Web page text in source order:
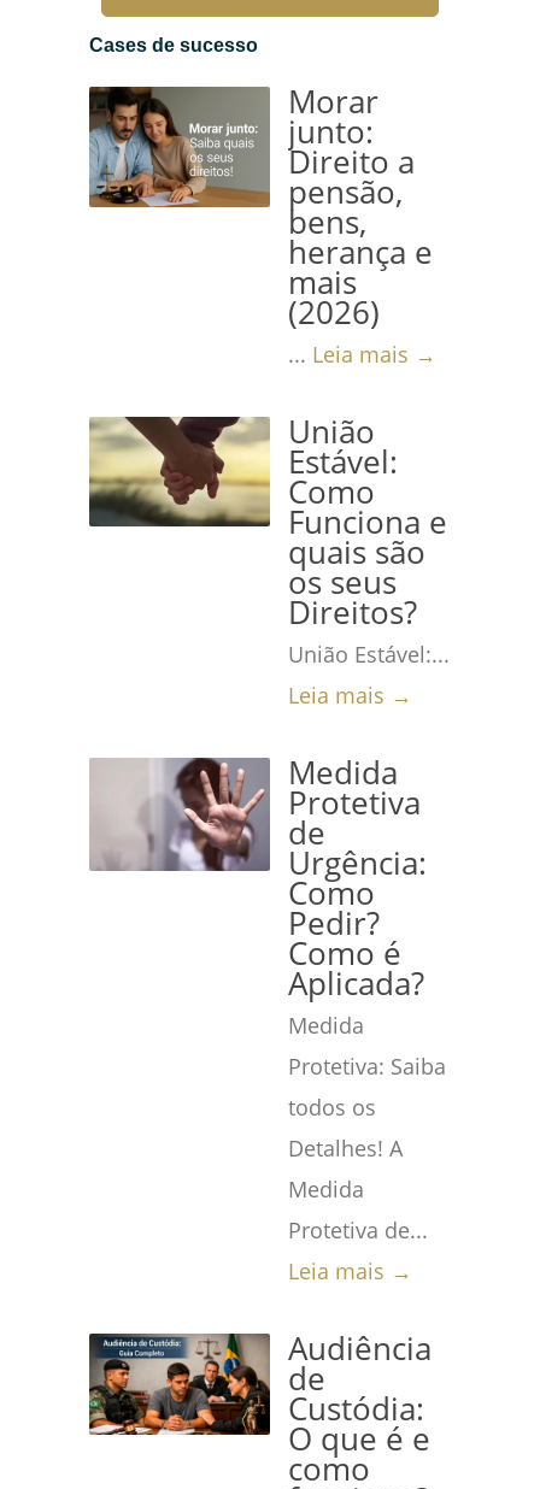
características únicas,
Audiências Virtuais, Híbridas
e...Leia mais →
Cases de sucesso
Morar
junto:
Direito a
pensão,
bens,
herança e
mais
(2026)
... Leia mais →
União
Estável:
Como
Funciona e
quais são
os seus
Direitos?
União Estável:...
Leia mais →
Medida
Protetiva
de
Urgência:
Como
Pedir?
Como é
Aplicada?
Medida
Protetiva: Saiba
todos os
Detalhes! A
Medida
Protetiva de...
Leia mais →
Audiência
de
Custódia:
O que é e
como